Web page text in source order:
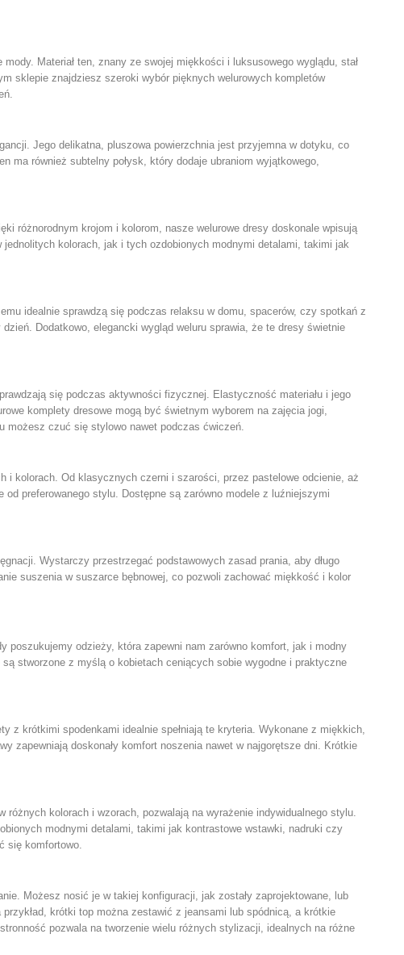
Materiał ten, znany ze swojej miękkości i luksusowego wyglądu, stał
sklepie znajdziesz szeroki wybór pięknych welurowych kompletów
Jego delikatna, pluszowa powierzchnia jest przyjemna w dotyku, co
ma również subtelny połysk, który dodaje ubraniom wyjątkowego,
różnorodnym krojom i kolorom, nasze welurowe dresy doskonale wpisują
kolorach, jak i tych ozdobionych modnymi detalami, takimi jak
idealnie sprawdzą się podczas relaksu w domu, spacerów, czy spotkań z
Dodatkowo, elegancki wygląd weluru sprawia, że te dresy świetnie
się podczas aktywności fizycznej. Elastyczność materiału i jego
komplety dresowe mogą być świetnym wyborem na zajęcia jogi,
możesz czuć się stylowo nawet podczas ćwiczeń.
i kolorach. Od klasycznych czerni i szarości, przez pastelowe odcienie, aż
preferowanego stylu. Dostępne są zarówno modele z luźniejszymi
Wystarczy przestrzegać podstawowych zasad prania, aby długo
suszenia w suszarce bębnowej, co pozwoli zachować miękkość i kolor
poszukujemy odzieży, która zapewni nam zarówno komfort, jak i modny
stworzone z myślą o kobietach ceniących sobie wygodne i praktyczne
z krótkimi spodenkami idealnie spełniają te kryteria. Wykonane z miękkich,
zapewniają doskonały komfort noszenia nawet w najgorętsze dni. Krótkie
kolorach i wzorach, pozwalają na wyrażenie indywidualnego stylu.
modnymi detalami, takimi jak kontrastowe wstawki, nadruki czy
się komfortowo.
Możesz nosić je w takiej konfiguracji, jak zostały zaprojektowane, lub
krótki top można zestawić z jeansami lub spódnicą, a krótkie
pozwala na tworzenie wielu różnych stylizacji, idealnych na różne